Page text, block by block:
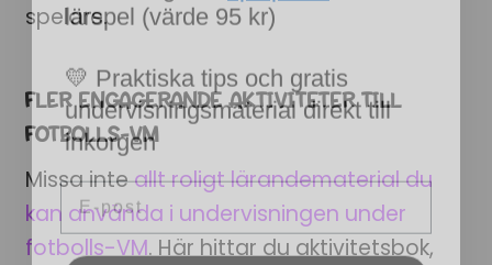
spelare.
FLER ENGAGERANDE AKTIVITETER TILL
FOTBOLLS-VM
Missa inteallt roligt lärandematerial du
kan använda i undervisningen under
fotbolls-VM. Här hittar du aktivitetsbok,
💛 Praktiska tips och gratis
undervisningsmaterial direkt till
inkorgen
Email
JA, TACK